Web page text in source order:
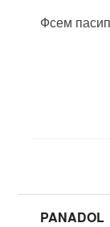
Фсем
PANADOL